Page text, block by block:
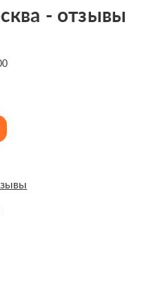
- отзывы